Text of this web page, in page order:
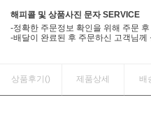
해피콜 및 상품사진 문자 SERVICE
-정확한 주문정보 확인을 위해 주문
-배달이 완료된 후 주문하신 고객님께
상품후기() 제품상세 배